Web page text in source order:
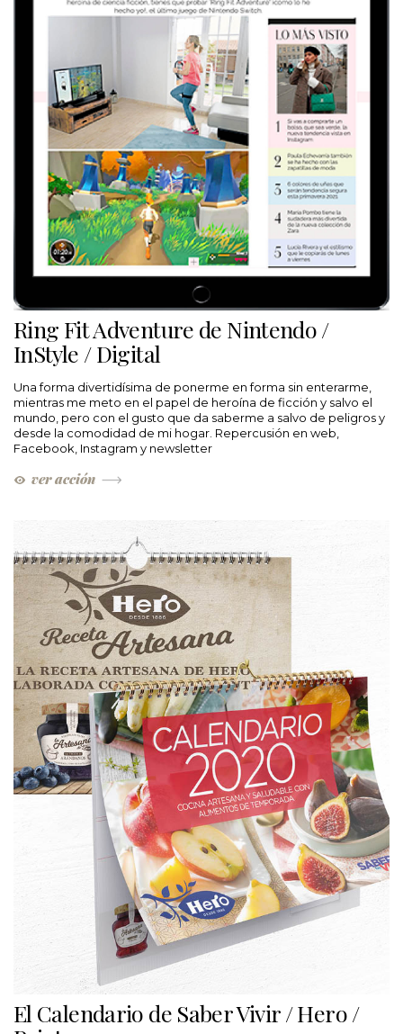
Ring Fit Adventure de Nintendo /
InStyle / Digital
Una forma divertidísima de ponerme en forma sin enterarme,
mientras me meto en el papel de heroína de ficción y salvo el
mundo, pero con el gusto que da saberme a salvo de peligros y
desde la comodidad de mi hogar. Repercusión en web,
Facebook, Instagram y newsletter
ver acción
El Calendario de Saber Vivir / Hero /